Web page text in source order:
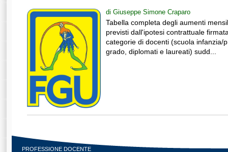
di Giuseppe Simone Craparo
Tabella completa degli aumenti
previsti dall'ipotesi contrattuale
categorie di docenti (scuola infanzia/
grado, diplomati e laureati) sudd...
PROFESSIONE DOCENTE